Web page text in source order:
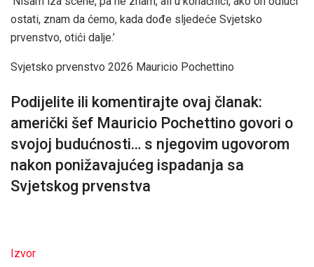
ostati, znam da ćemo, kada dođe sljedeće Svjetsko
prvenstvo, otići dalje.’
Svjetsko prvenstvo 2026 Mauricio Pochettino
Podijelite ili komentirajte ovaj članak:
američki šef Mauricio Pochettino govori o
svojoj budućnosti… s njegovim ugovorom
nakon ponižavajućeg ispadanja sa
Svjetskog prvenstva
Izvor